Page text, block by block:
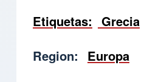
Etiquetas
Grecia
Region
Europa